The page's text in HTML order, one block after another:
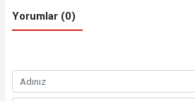
Yorumlar (0)